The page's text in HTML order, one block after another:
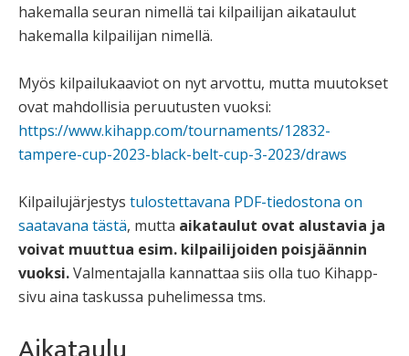
hakemalla seuran nimellä tai kilpailijan aikataulut
hakemalla kilpailijan nimellä.
Myös kilpailukaaviot on nyt arvottu, mutta muutokset
ovat mahdollisia peruutusten vuoksi:
https://www.kihapp.com/tournaments/12832-
tampere-cup-2023-black-belt-cup-3-2023/draws
Kilpailujärjestys tulostettavana PDF-tiedostona on
saatavana tästä, mutta aikataulut ovat alustavia ja
voivat muuttua esim. kilpailijoiden poisjäännin
vuoksi.Valmentajalla kannattaa siis olla tuo Kihapp-
sivu aina taskussa puhelimessa tms.